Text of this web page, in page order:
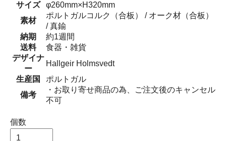
サイズ
φ260mm×H320mm
素材
ポルトガルコルク（合板） / オーク材（合板）
/ 真鍮
納期
約1週間
送料
食器・雑貨
デザイナ
ー
Hallgeir Holmsvedt
生産国
ポルトガル
備考
・お取り寄せ商品の為、ご注文後のキャンセル
不可
個数